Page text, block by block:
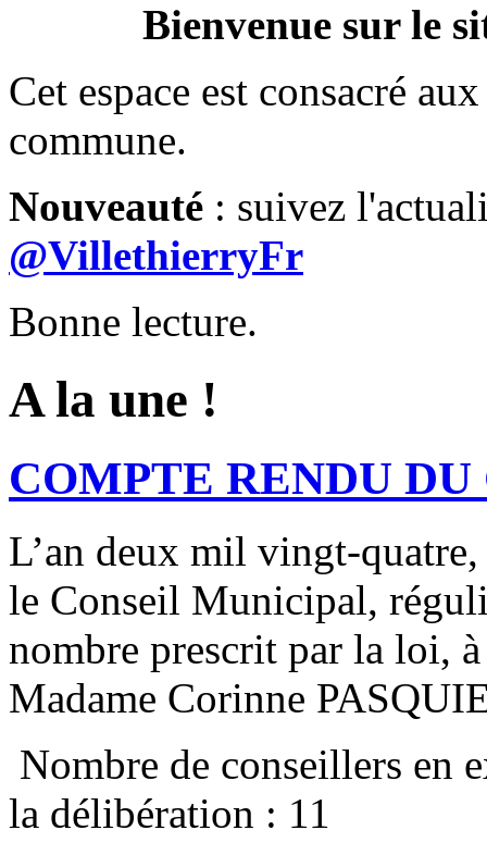
Bienvenue sur le
Cet espace est consacré
commune.
Nouveauté : suivez
@VillethierryFr
Bonne lecture.
A la une !
COMPTE RENDU DU
L’an deux mil vingt-
le Conseil Municipal,
nombre prescrit par la loi,
Madame Corinne
Nombre de conseillers en
la délibération : 11